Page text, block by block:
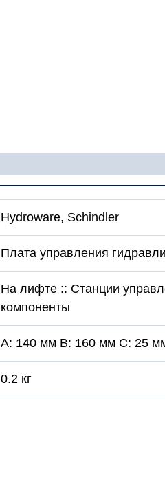
Hydroware, Schindler
Плата управления
На лифте :: Станции
компоненты
A: 140 мм B: 160 мм C: 25
0.2 кг